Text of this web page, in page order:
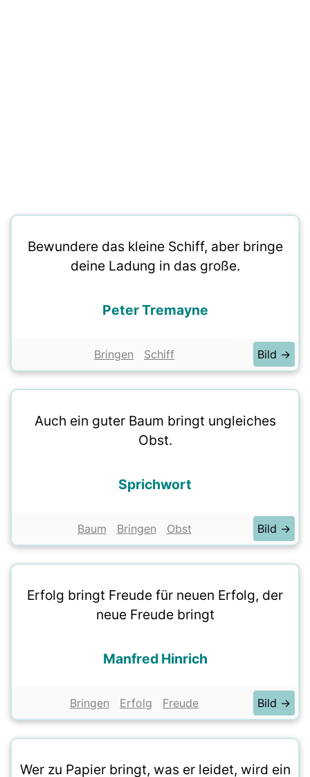
Bewundere das kleine Schiff, aber bringe
deine Ladung in das große.
Peter Tremayne
Bringen Schiff Bild →
Auch ein guter Baum bringt ungleiches
Obst.
Sprichwort
Baum Bringen Obst Bild →
Erfolg bringt Freude für neuen Erfolg, der
neue Freude bringt
Manfred Hinrich
Bringen Erfolg Freude Bild →
Wer zu Papier bringt, was er leidet, wird ein